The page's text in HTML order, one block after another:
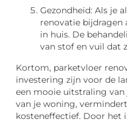
Gezondheid: Als je
renovatie bijdragen
in huis. De
van stof en vuil dat
Kortom, parketvloer
investering zijn voor de
een mooie uitstraling
van je woning,
kosteneffectief. Door het